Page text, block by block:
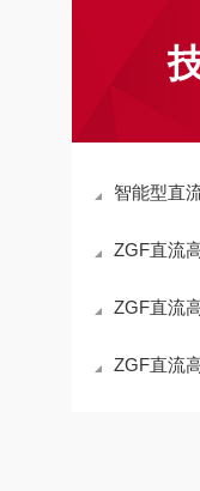
智能型直流
ZGF直流高
ZGF直流高压
ZGF直流高